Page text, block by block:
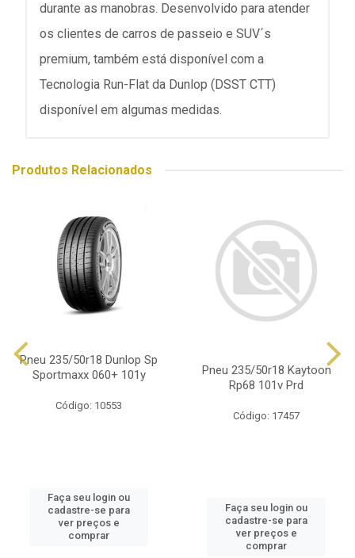
durante as manobras. Desenvolvido para atender
os clientes de carros de passeio e SUV´s
premium, também está disponível com a
Tecnologia Run-Flat da Dunlop (DSST CTT)
disponível em algumas medidas.
Produtos Relacionados
Pneu 235/50r18 Dunlop Sp
Sportmaxx 060+ 101y
Código: 10553
Faça seu login ou
cadastre-se para
ver preços e
comprar
Pneu 235/50r18 Kaytoon
Rp68 101v Prd
Código: 17457
Faça seu login ou
cadastre-se para
ver preços e
comprar